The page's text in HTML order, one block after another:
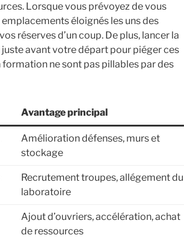
Lorsque vous prévoyez de vous
éloignés les uns des
réserves d’un coup. De plus, lancer la
avant votre départ pour piéger ces
ne sont pas pillables par des
Avantage principal
Amélioration défenses, murs et
stockage
Recrutement troupes, allégement du
laboratoire
Ajout d’ouvriers, accélération, achat
de ressources